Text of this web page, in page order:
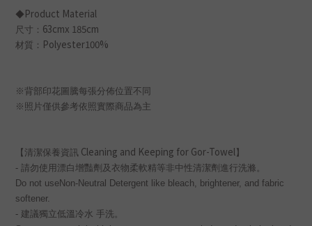
◆ Product Material
尺寸： 63cmx 185cm
材質： Polyester100%
※背部印花圖騰每張分佈位置不同
※照片僅供參考依照實際商品為主
【清潔保養資訊 Cleaning and Keeping for Gor-Towel】
- 請勿使用漂白增豔劑及衣物柔軟精等非中性清潔劑進行洗滌。
Do not useNon-Neutral Detergent like bleach, brightener, and fabric
softener.
- 建議獨立低溫冷水 手洗。